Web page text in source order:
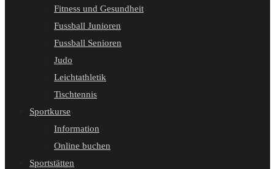
Fitness und Gesundheit
Fussball Junioren
Fussball Senioren
Judo
Leichtathletik
Tischtennis
Sportkurse
Information
Online buchen
Sportstätten